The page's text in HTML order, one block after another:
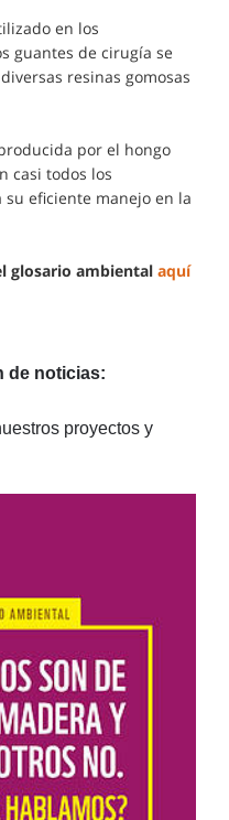
en los
guantes de cirugía se
resinas gomosas
por el hongo
casi todos los
eficiente manejo en la
glosario ambiental aquí
de noticias:
proyectos y